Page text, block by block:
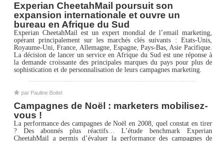
Experian CheetahMail poursuit son
expansion internationale et ouvre un
bureau en Afrique du Sud
Experian CheetahMail est un expert mondial de l’email marketing,
opérant principalement sur les marchés clés suivants : Etats-Unis,
Royaume-Uni, France, Allemagne, Espagne, Pays-Bas, Asie Pacifique.
La décision de lancer un service en Afrique du Sud est une réponse à
la demande croissante des principales marques du pays pour plus de
sophistication et de personnalisation de leurs campagnes marketing.
par Pauline Boitel
Campagnes de Noël : marketers mobilisez-
vous !
La performance des campagnes de Noël en 2008, quel constat en tirer
? Des abonnés plus réactifs… L’étude benchmark Experian
CheetahMail a permis d’évaluer la performance des campagnes de